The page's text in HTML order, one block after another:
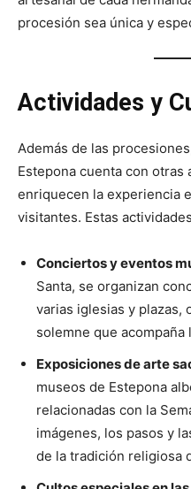
procesión sea única y
Actividades y
Además de las
Estepona cuenta con
enriquecen la experiencia
visitantes. Estas
Conciertos y eventos
Santa, se organizan
varias iglesias y plazas,
solemne que acompaña
Exposiciones de arte
museos de Estepona
relacionadas con la
imágenes, los pasos y
de la tradición religiosa